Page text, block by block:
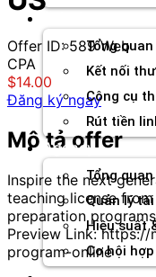
Tổng quan
Kết nối
Công cụ
Rút tiền
Agency
Tổng quan
Quản lý
Hiệu suất
Cơ hội
Offer ID: 589 Web
CPA
$14.00
Đăng ký ngay
Mô tả offer
Inspire the next
teaching license
preparation
Preview Link:
program-online